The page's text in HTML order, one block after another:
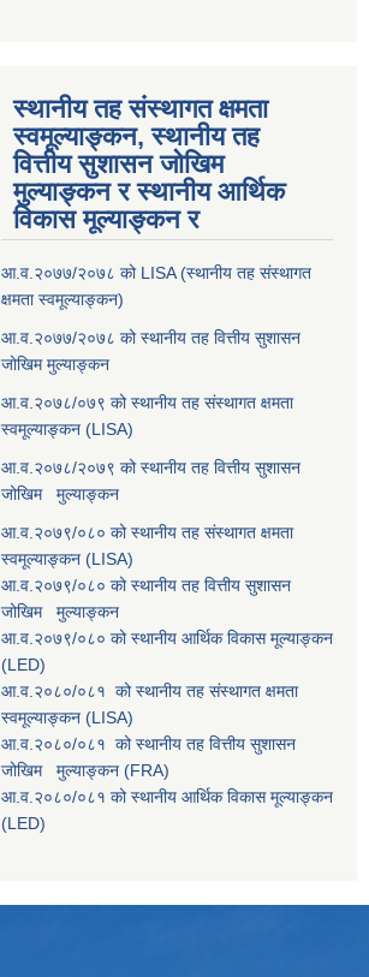
स्थानीय तह संस्थागत क्षमता
स्वमूल्याङ्कन, स्थानीय तह
वित्तीय सुशासन जोखिम
मुल्याङ्कन र स्थानीय आर्थिक
विकास मूल्याङ्कन र
आ.व.२०७७/२०७८ को LISA (स्थानीय तह संस्थागत
क्षमता स्वमूल्याङ्कन)
आ.व.२०७७/२०७८ को स्थानीय तह वित्तीय सुशासन
जोखिम मुल्याङ्कन
आ.व.२०७८/०७९ को स्थानीय तह संस्थागत क्षमता
स्वमूल्याङ्कन (LISA)
आ.व.२०७८/२०७९ को स्थानीय तह वित्तीय सुशासन
जोखिम मुल्याङ्कन
आ.व.२०७९/०८० को स्थानीय तह संस्थागत क्षमता
स्वमूल्याङ्कन (LISA)
आ.व.२०७९/०८० को स्थानीय तह वित्तीय सुशासन
जोखिम मुल्याङ्कन
आ.व.२०७९/०८० को स्थानीय आर्थिक विकास मूल्याङ्कन
(LED)
आ.व.२०८०/०८१ को स्थानीय तह संस्थागत क्षमता
स्वमूल्याङ्कन (LISA)
आ.व.२०८०/०८१ को स्थानीय तह वित्तीय सुशासन
जोखिम मुल्याङ्कन (FRA)
आ.व.२०८०/०८१ को स्थानीय आर्थिक विकास मूल्याङ्कन
(LED)